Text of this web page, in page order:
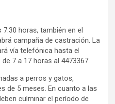
horas, también en el
campaña de castración. La
vía telefónica hasta el
7 a 17 horas al 4473367.
a perros y gatos,
de 5 meses. En cuanto a las
culminar el período de